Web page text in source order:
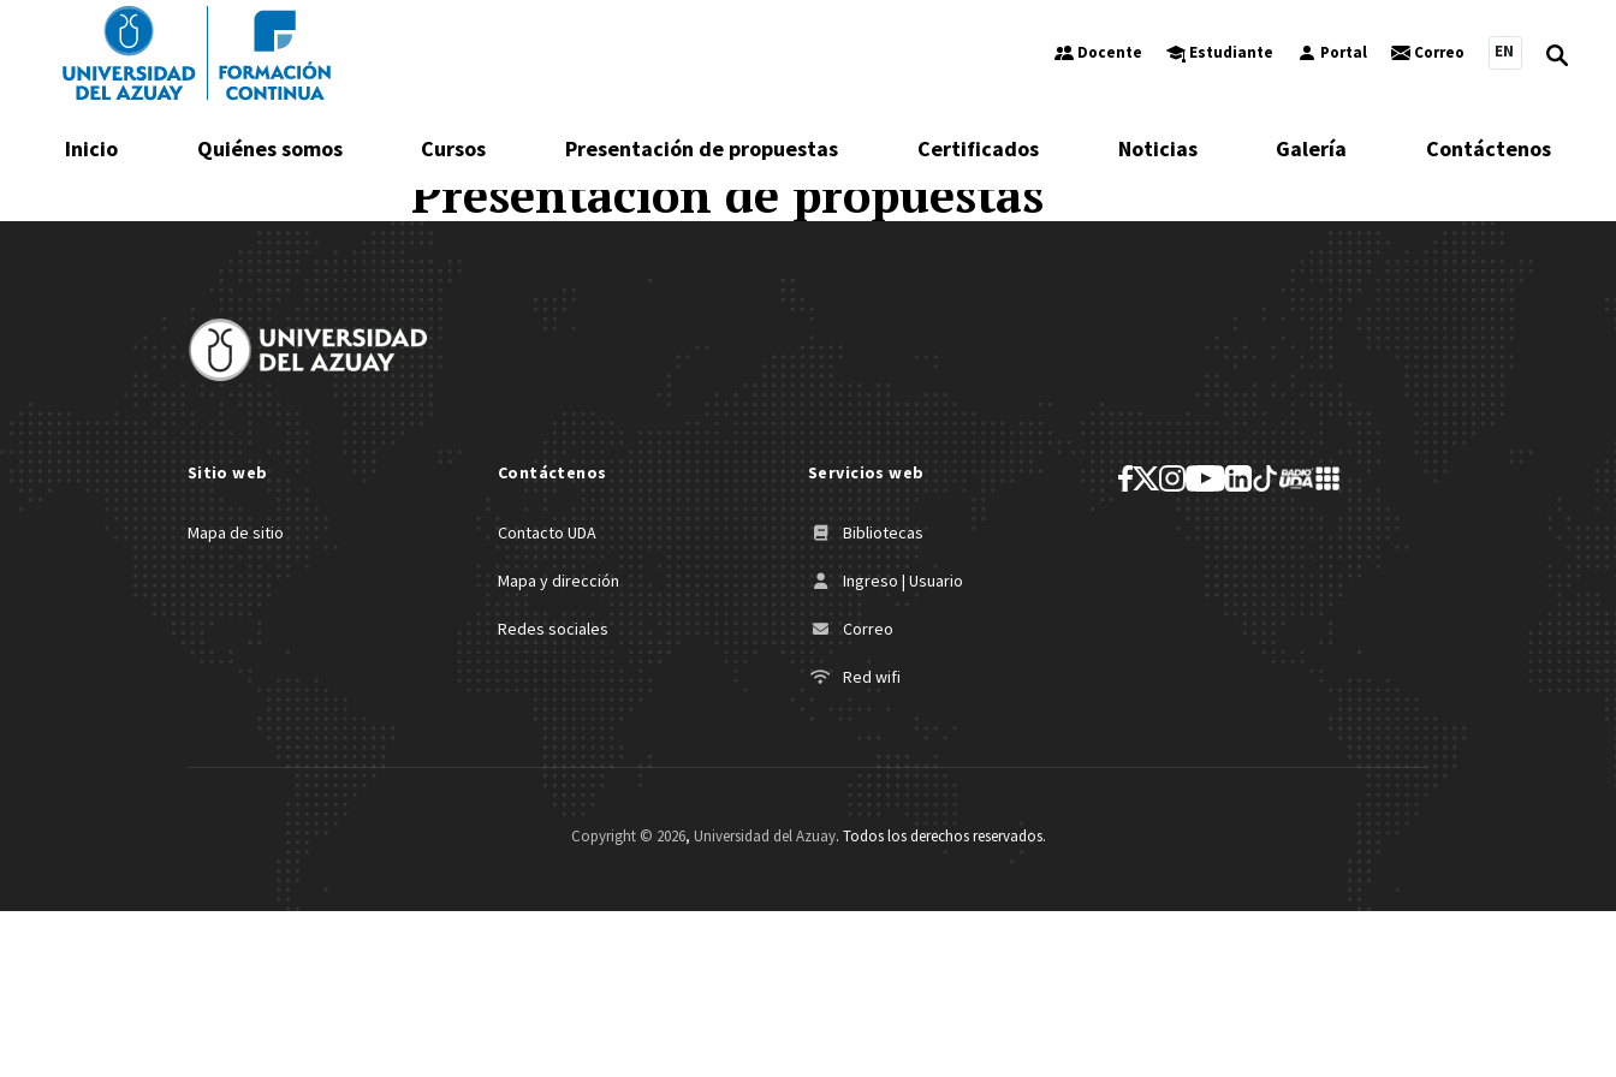
Docente Estudiante Portal Correo EN
Navegación principal
Inicio Quiénes somos Cursos Presentación de propuestas Certificados Noticias Galería Contáctenos
Presentación de propuestas
Sitio web
Mapa de sitio
Contáctenos
Contacto UDA
Mapa y dirección
Redes sociales
Servicios web
Bibliotecas
Ingreso | Usuario
Correo
Red wifi
Copyright © 2026, Universidad del Azuay. Todos los derechos reservados.